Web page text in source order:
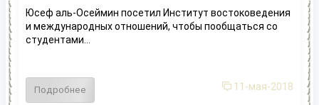
Юсеф аль-Осеймин посетил Институт востоковедения
и международных отношений, чтобы пообщаться со
студентами...
Подробнее 11-мая-2018